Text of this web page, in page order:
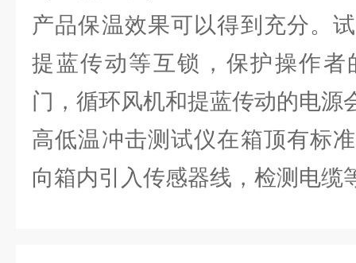
产品保温效果可以得到充分。
提蓝传动等互锁，保护操作者
门，循环风机和提蓝传动的电源
高低温冲击测试仪在箱顶有标
向箱内引入传感器线，检测电缆